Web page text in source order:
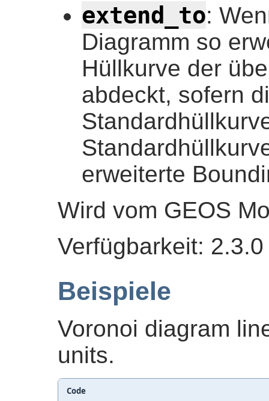
extend_to:
Diagramm so
Hüllkurve der
abdeckt, sofern
erweiterte
Wird vom GEOS
Verfügbarkeit: 2.3.0
Beispiele
Voronoi diagram
units.
Code